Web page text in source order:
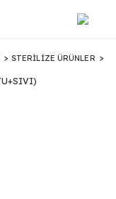
STERİLİZE ÜRÜNLER